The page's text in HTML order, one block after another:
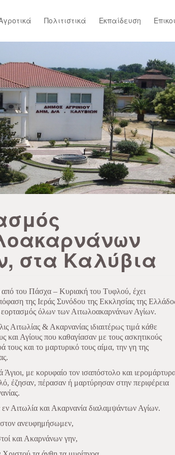
Πολιτιστικά Εκπαίδευση
στα Καλύβια
του Πάσχα – Κυριακή του Τυφλού, έχει
της Ιεράς Συνόδου της Εκκλησίας της
εορτασμός όλων των Αιτωλοακαρνάνων Αγίων.
Αιτωλίας & Ακαρνανίας ιδιαιτέρως τιμά κάθε
και Αγίους που καθαγίασαν με τους ασκητικούς
τους και το μαρτυρικό τους αίμα, την γη της
Άγιοι, με κορυφαίο τον ισαπόστολο και
έζησαν, πέρασαν ή μαρτύρησαν στην περιφέρεια
εν Αιτωλία και Ακαρνανία διαλαμψάντων Αγίων.
ανευφημήσωμεν,
και Ακαρνάνων γην,